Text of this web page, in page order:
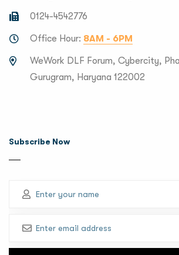
0124-4542776
Office Hour: 8AM - 6PM
WeWork DLF Forum, Cybercity,
Gurugram, Haryana 122002
Subscribe Now